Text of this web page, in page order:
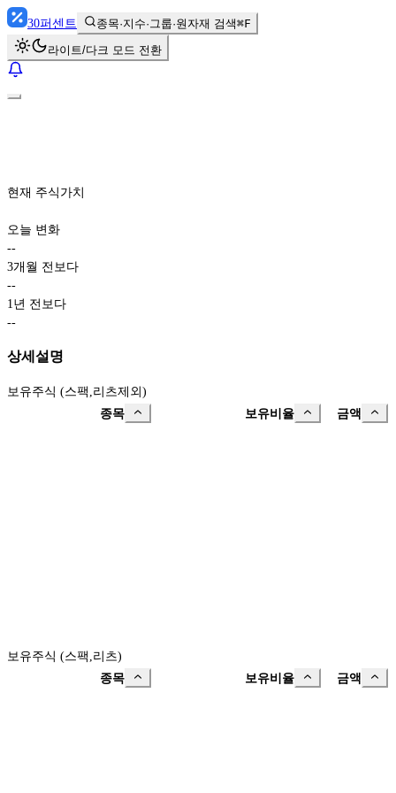
30퍼센트 종목·지수·그룹·원자재 검색⌘F
라이트/다크 모드 전환
현재 주식가치
오늘 변화
--
3개월 전보다
--
1년 전보다
--
상세설명
보유주식 (스팩,리츠제외)
종목
보유비율 금액
보유주식 (스팩,리츠)
종목
보유비율 금액